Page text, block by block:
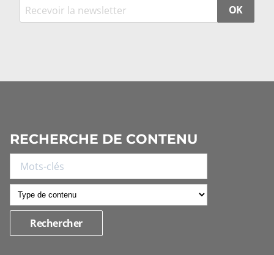
OK
RECHERCHE DE CONTENU